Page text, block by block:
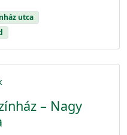
utca
– Nagy